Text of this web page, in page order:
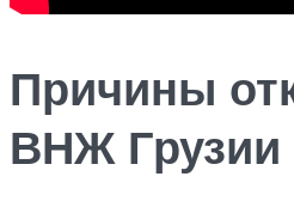
Причины
ВНЖ Грузии